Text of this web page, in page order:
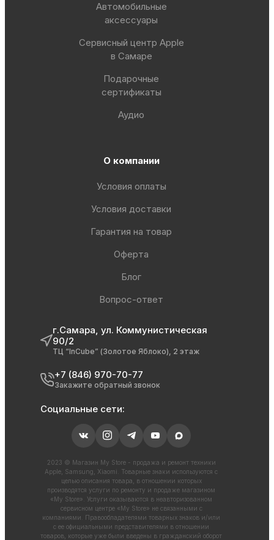
Автомобильные
аксессуары
Сервисный центр Apple
в Самаре
Подарочные
сертификаты
Аудио
О компании
Условия оплаты
Условия доставки
Гарантия на товар
Оферта
Блог
Вопрос-ответ
г.Самара, ул. Коммунистическая
90/2
ТЦ “InCube” (Золотое Яблоко), 2 этаж
+7 (846) 970-70-77
Закажите обратный звонок
Социальные сети:
2023 © Магазин My Store - продажа и ремонт техники
Apple, Samsung, Xiaomi. Товарные знаки используются с
целью описания товара, в отношении которых
производятся услуги по ремонту и продаже магазином
«My Store». Услуги оказываются в неавторизованном
сервисном центре «My Store» не связанными с
компаниями. Правообладателями товарных знаков и/или
с ее официальными представителями в отношении
товаров, которые уже были введены в гражданский оборот